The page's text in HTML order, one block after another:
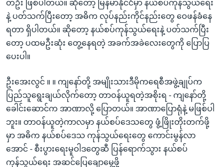
တဦး ဖြစ်ပါတယ်။ ဆိုတော့ မြန်မာနိုင်ငံမှာ နယ်စပ်ကုန်သွယ်ရေး
နဲ့ ပတ်သက်ပြီးတော့ အဓိက လုပ်နည်းကိုင်နည်းတွေ ဝေဖန်ခံနေ
ရတာ ရှိပါတယ်။ ဆိုတော့ နယ်စပ်ကုန်သွယ်ရေးနဲ့ ပတ်သက်ပြီး
တော့ ပထမဦးဆုံး တွေ့နေရတဲ့ အခက်အခဲလေးတွေကို ပြောပြ
ပေးပါ။
ဦးအေးလွင် ။ ။ ကျနော်တို့ အမျိုးသားဒီမိုကရေစီအဖွဲ့ချုပ်က
ပြည်သူရွေးချယ်လိုက်တော့ တာဝန်ယူရတဲ့အစိုးရ - ကျနော်တို့
ခေါင်းဆောင်က အာဏာလို့ ပြောတယ်။ အာဏာပြောရုံနဲ့ မဖြစ်ပါ
ဘူး။ တာဝန်ယူတဲ့ကာလမှာ နယ်စပ်ဒေသတွေ ဖွံ့ဖြိုးတိုးတက်ဖို့
မှာ အဓိက နယ်စပ်ဒေသ ကုန်သွယ်ရေးတွေ ကောင်းမွန်လာ
အောင် - စီးပွားရေးမူဝါဒတွေဆီ ပြန်ရောက်သွား နယ်စပ်
ကုန်သွယ်ရေး အဆင်ပြေချောမွေ့ဖို့